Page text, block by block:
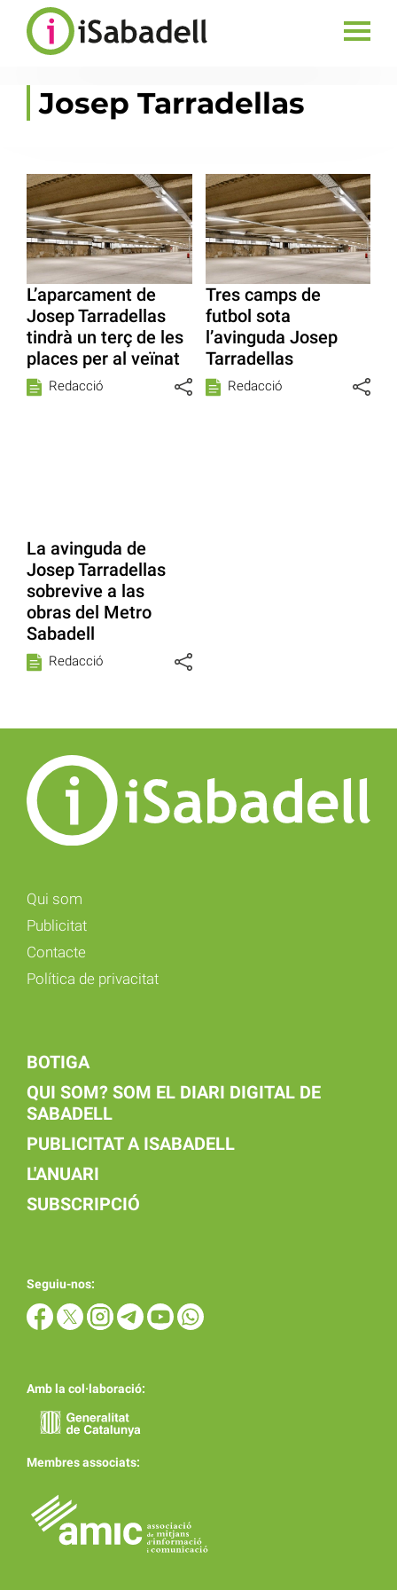
Josep Tarradellas
L’aparcament de
Josep Tarradellas
tindrà un terç de les
places per al veïnat
Redacció
Tres camps de
futbol sota
l’avinguda Josep
Tarradellas
Redacció
La avinguda de
Josep Tarradellas
sobrevive a las
obras del Metro
Sabadell
Redacció
Qui som
Publicitat
Contacte
Política de privacitat
BOTIGA
QUI SOM? SOM EL DIARI DIGITAL DE
SABADELL
PUBLICITAT A ISABADELL
L'ANUARI
SUBSCRIPCIÓ
Seguiu-nos:
Amb la col·laboració:
Membres associats: